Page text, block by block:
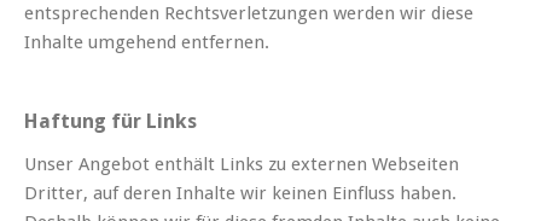
entsprechenden Rechtsverletzungen werden wir diese
Inhalte umgehend entfernen.
Haftung für Links
Unser Angebot enthält Links zu externen Webseiten
Dritter, auf deren Inhalte wir keinen Einfluss haben.